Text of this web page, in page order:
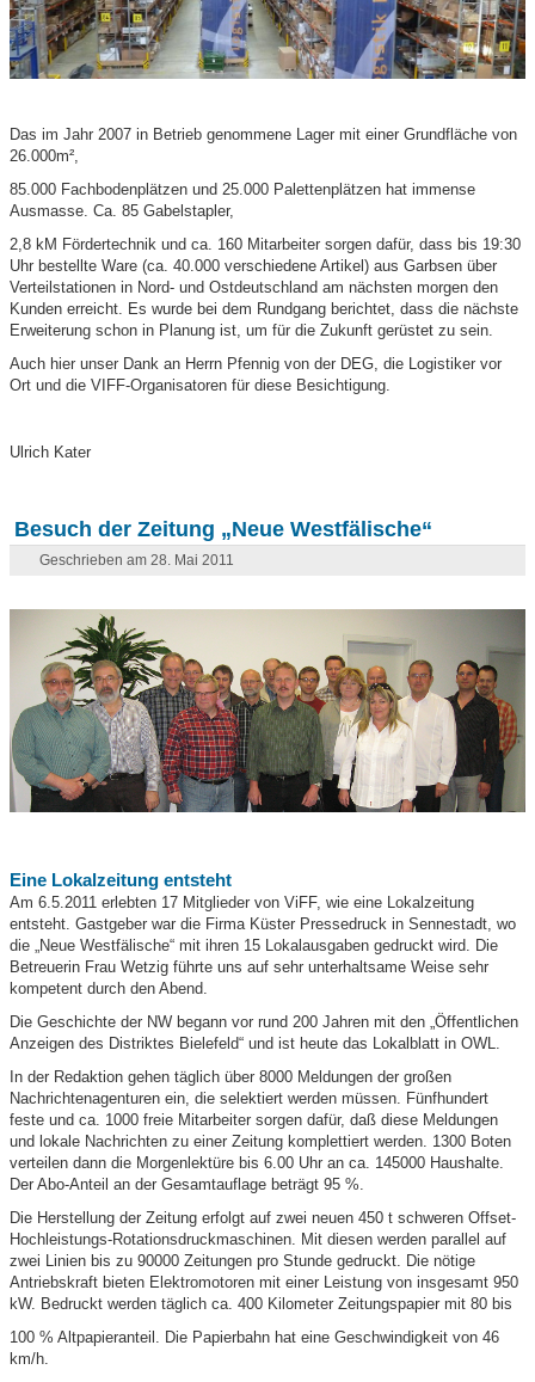
Das im Jahr 2007 in Betrieb genommene Lager mit einer Grundfläche von
26.000m²,
85.000 Fachbodenplätzen und 25.000 Palettenplätzen hat immense
Ausmasse. Ca. 85 Gabelstapler,
2,8 kM Fördertechnik und ca. 160 Mitarbeiter sorgen dafür, dass bis 19:30
Uhr bestellte Ware (ca. 40.000 verschiedene Artikel) aus Garbsen über
Verteilstationen in Nord- und Ostdeutschland am nächsten morgen den
Kunden erreicht. Es wurde bei dem Rundgang berichtet, dass die nächste
Erweiterung schon in Planung ist, um für die Zukunft gerüstet zu sein.
Auch hier unser Dank an Herrn Pfennig von der DEG, die Logistiker vor
Ort und die VIFF-Organisatoren für diese Besichtigung.
Ulrich Kater
Besuch der Zeitung „Neue Westfälische“
Geschrieben am 28. Mai 2011
Eine Lokalzeitung entsteht
Am 6.5.2011 erlebten 17 Mitglieder von ViFF, wie eine Lokalzeitung
entsteht. Gastgeber war die Firma Küster Pressedruck in Sennestadt, wo
die „Neue Westfälische“ mit ihren 15 Lokalausgaben gedruckt wird. Die
Betreuerin Frau Wetzig führte uns auf sehr unterhaltsame Weise sehr
kompetent durch den Abend.
Die Geschichte der NW begann vor rund 200 Jahren mit den „Öffentlichen
Anzeigen des Distriktes Bielefeld“ und ist heute das Lokalblatt in OWL.
In der Redaktion gehen täglich über 8000 Meldungen der großen
Nachrichtenagenturen ein, die selektiert werden müssen. Fünfhundert
feste und ca. 1000 freie Mitarbeiter sorgen dafür, daß diese Meldungen
und lokale Nachrichten zu einer Zeitung komplettiert werden. 1300 Boten
verteilen dann die Morgenlektüre bis 6.00 Uhr an ca. 145000 Haushalte.
Der Abo-Anteil an der Gesamtauflage beträgt 95 %.
Die Herstellung der Zeitung erfolgt auf zwei neuen 450 t schweren Offset-
Hochleistungs-Rotationsdruckmaschinen. Mit diesen werden parallel auf
zwei Linien bis zu 90000 Zeitungen pro Stunde gedruckt. Die nötige
Antriebskraft bieten Elektromotoren mit einer Leistung von insgesamt 950
kW. Bedruckt werden täglich ca. 400 Kilometer Zeitungspapier mit 80 bis
100 % Altpapieranteil. Die Papierbahn hat eine Geschwindigkeit von 46
km/h.